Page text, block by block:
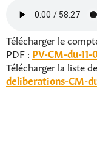
Télécharger le
PDF : PV-CM-du-
Télécharger la liste
deliberations-CM-